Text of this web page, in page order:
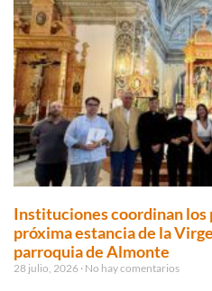
Instituciones coordinan los
próxima estancia de la
parroquia de Almonte
28 julio, 2026 No hay comentarios